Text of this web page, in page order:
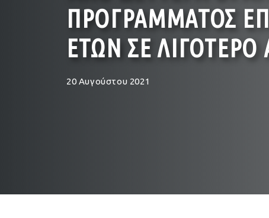
ΠΡΟΓΡΑΜΜΑΤΟΣ
ΕΤΩΝ ΣΕ
20 Αυγούστου 2021